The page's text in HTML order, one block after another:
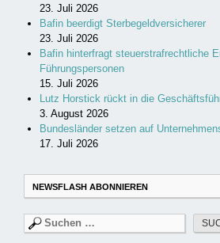
23. Juli 2026
Bafin beerdigt Sterbegeldversicherer
23. Juli 2026
Bafin hinterfragt steuerstrafrechtliche
Führungspersonen
15. Juli 2026
Lutz Horstick rückt in die
3. August 2026
Bundesländer setzen auf
17. Juli 2026
NEWSFLASH ABONNIEREN
Suchen
nach: